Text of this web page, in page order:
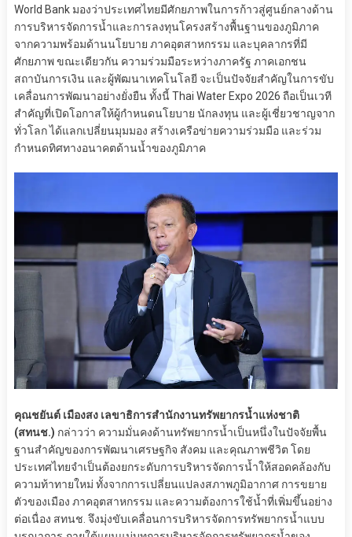
World Bank มองว่าประเทศไทยมีศักยภาพในการก้าวสู่ศูนย์กลางด้าน
การบริหารจัดการน้ำและการลงทุนโครงสร้างพื้นฐานของภูมิภาค
จากความพร้อมด้านนโยบาย ภาคอุตสาหกรรม และบุคลากรที่มี
ศักยภาพ ขณะเดียวกัน ความร่วมมือระหว่างภาครัฐ ภาคเอกชน
สถาบันการเงิน และผู้พัฒนาเทคโนโลยี จะเป็นปัจจัยสำคัญในการขับ
เคลื่อนการพัฒนาอย่างยั่งยืน ทั้งนี้ Thai Water Expo 2026 ถือเป็นเวที
สำคัญที่เปิดโอกาสให้ผู้กำหนดนโยบาย นักลงทุน และผู้เชี่ยวชาญจาก
ทั่วโลก ได้แลกเปลี่ยนมุมมอง สร้างเครือข่ายความร่วมมือ และร่วม
กำหนดทิศทางอนาคตด้านน้ำของภูมิภาค
คุณชยันต์ เมืองสง เลขาธิการสำนักงานทรัพยากรน้ำแห่งชาติ
(สทนช.) กล่าวว่า ความมั่นคงด้านทรัพยากรน้ำเป็นหนึ่งในปัจจัยพื้น
ฐานสำคัญของการพัฒนาเศรษฐกิจ สังคม และคุณภาพชีวิต โดย
ประเทศไทยจำเป็นต้องยกระดับการบริหารจัดการน้ำให้สอดคล้องกับ
ความท้าทายใหม่ ทั้งจากการเปลี่ยนแปลงสภาพภูมิอากาศ การขยาย
ตัวของเมือง ภาคอุตสาหกรรม และความต้องการใช้น้ำที่เพิ่มขึ้นอย่าง
ต่อเนื่อง สทนช. จึงมุ่งขับเคลื่อนการบริหารจัดการทรัพยากรน้ำแบบ